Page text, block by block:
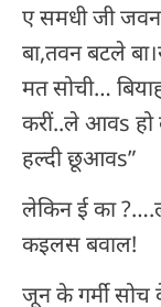
ए समधी जी
बा,तवन बटले
मत सोची…
करीं..ले आवs हो
हल्दी छूआवs”
लेकिन ई का
कइलस बवाल!
जून के गर्मी